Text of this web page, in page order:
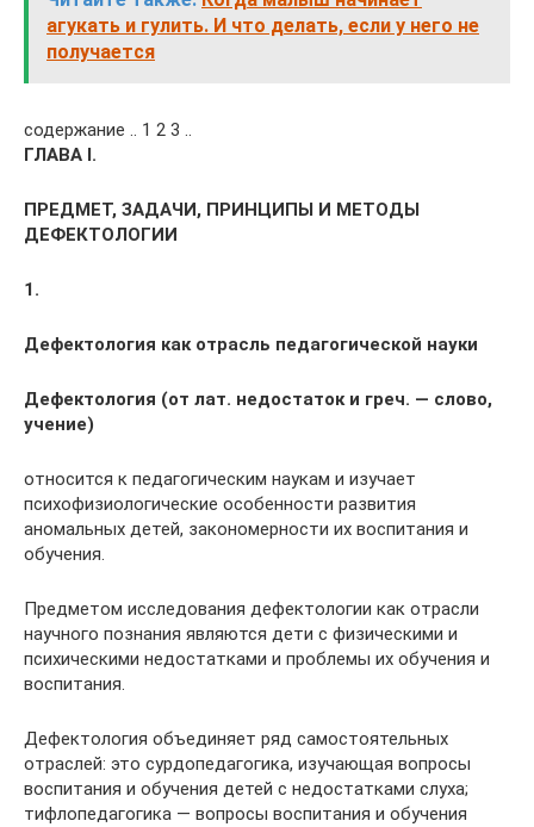
агукать и гулить. И что делать, если у него не
получается
содержание .. 1 2 3 ..
ГЛАВА I.
ПРЕДМЕТ, ЗАДАЧИ, ПРИНЦИПЫ И МЕТОДЫ
ДЕФЕКТОЛОГИИ
1.
Дефектология как отрасль педагогической науки
Дефектология (от лат. недостаток и греч. — слово,
учение)
относится к педагогическим наукам и изучает
психофизиологические особенности развития
аномальных детей, закономерности их воспитания и
обучения.
Предметом исследования дефектологии как отрасли
научного познания являются дети с физическими и
психическими недостатками и проблемы их обучения и
воспитания.
Дефектология объединяет ряд самостоятельных
отраслей: это сурдопедагогика, изучающая вопросы
воспитания и обучения детей с недостатками слуха;
тифлопедагогика — вопросы воспитания и обучения